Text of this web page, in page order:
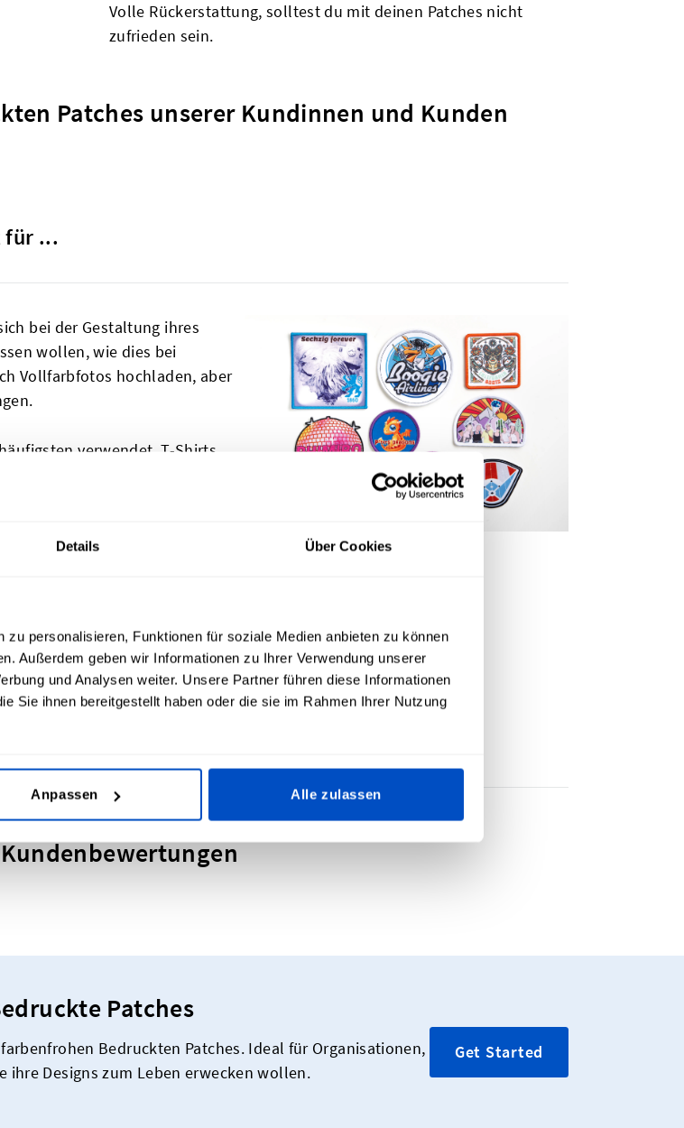
Details Über Cookies
personalisieren, Funktionen für soziale Medien anbieten zu können
Außerdem geben wir Informationen zu Ihrer Verwendung unserer
und Analysen weiter. Unsere Partner führen diese Informationen
Sie ihnen bereitgestellt haben oder die sie im Rahmen Ihrer Nutzung
Anpassen Alle zulassen
Volle Rückerstattung, solltest du mit deinen Patches nicht
zufrieden sein.
Patches unserer Kundinnen und Kunden
für ...
bei der Gestaltung ihres
wollen, wie dies bei
Vollfarbfotos hochladen, aber
verwendet. T-Shirts,
bedruckten
ein besonderes
schreien geradezu
Designs und Logos auf
oder den
ist dies kein Problem.
können mit unseren
Ideal nicht nur für die
Patches
Bedruckten Patches. Ideal für Organisationen,
ihre Designs zum Leben erwecken wollen.
Get Started